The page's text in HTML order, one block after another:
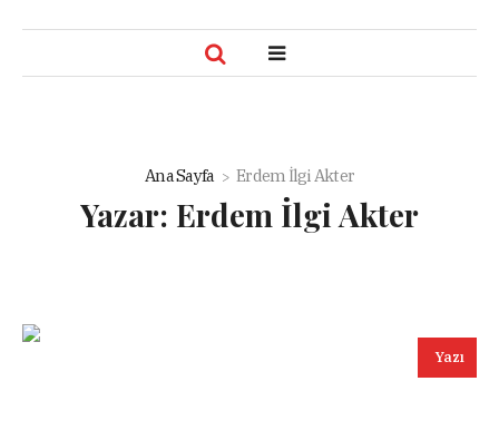
Ana Sayfa Erdem İlgi Akter
Yazar: Erdem İlgi Akter
Yazı